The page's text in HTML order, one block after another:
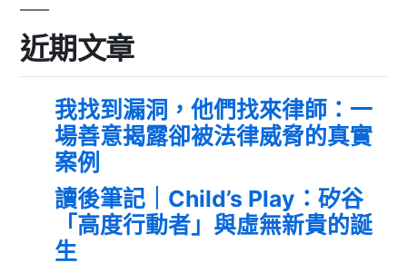
近期文章
我找到漏洞，他們找來律師：一
場善意揭露卻被法律威脅的真實
案例
讀後筆記｜Child’s Play：矽谷
「高度行動者」與虛無新貴的誕
生